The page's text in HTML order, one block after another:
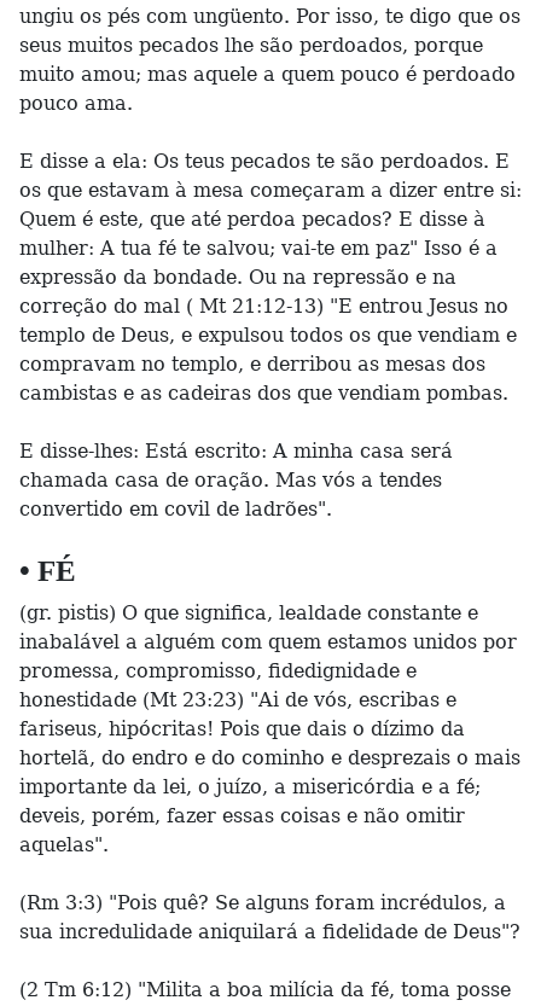
ungiu os pés com ungüento. Por isso, te digo que os
seus muitos pecados lhe são perdoados, porque
muito amou; mas aquele a quem pouco é perdoado
pouco ama.
E disse a ela: Os teus pecados te são perdoados. E
os que estavam à mesa começaram a dizer entre si:
Quem é este, que até perdoa pecados? E disse à
mulher: A tua fé te salvou; vai-te em paz" Isso é a
expressão da bondade. Ou na repressão e na
correção do mal ( Mt 21:12-13) "E entrou Jesus no
templo de Deus, e expulsou todos os que vendiam e
compravam no templo, e derribou as mesas dos
cambistas e as cadeiras dos que vendiam pombas.
E disse-lhes: Está escrito: A minha casa será
chamada casa de oração. Mas vós a tendes
convertido em covil de ladrões".
• FÉ
(gr. pistis) O que significa, lealdade constante e
inabalável a alguém com quem estamos unidos por
promessa, compromisso, fidedignidade e
honestidade (Mt 23:23) "Ai de vós, escribas e
fariseus, hipócritas! Pois que dais o dízimo da
hortelã, do endro e do cominho e desprezais o mais
importante da lei, o juízo, a misericórdia e a fé;
deveis, porém, fazer essas coisas e não omitir
aquelas".
(Rm 3:3) "Pois quê? Se alguns foram incrédulos, a
sua incredulidade aniquilará a fidelidade de Deus"?
(2 Tm 6:12) "Milita a boa milícia da fé, toma posse